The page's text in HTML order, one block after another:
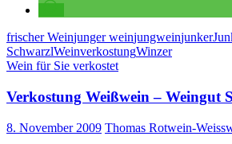
frischer Weinjunger weinjungweinjunker
SchwarzlWeinverkostungWinzer
Wein für Sie verkostet
Verkostung Weißwein – Weingut
8. November 2009 Thomas Rotwein-